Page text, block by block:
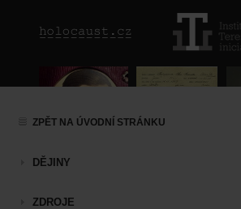
ZPĚT NA ÚVODNÍ STRÁNKU
DĚJINY
ZDROJE